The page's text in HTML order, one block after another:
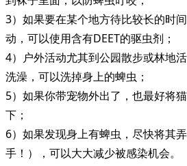
3）如果要在某个地方待比较长的时
动，可以使用含有DEET的驱虫剂；
4）户外活动尤其到公园散步或林地
洗澡，可以洗掉身上的蜱虫；
5）如果你带宠物外出了，也最好将
下；
6）如果发现身上有蜱虫，尽快将其
手！），可以大大减少被感染机会。